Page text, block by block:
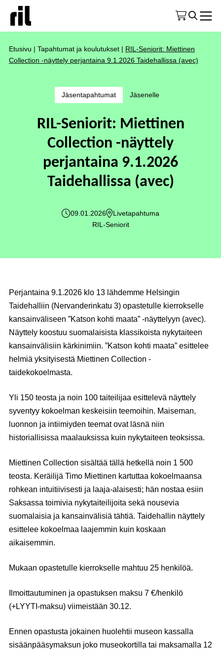
Etusivu | Tapahtumat ja koulutukset | RIL-Seniorit: Miettinen
Collection -näyttely perjantaina 9.1.2026 Taidehallissa (avec)
Jäsentapahtumat Jäsenelle
RIL-Seniorit: Miettinen
Collection -näyttely
perjantaina 9.1.2026
Taidehallissa (avec)
09.01.2026
Livetapahtuma
RIL-Seniorit
Perjantaina 9.1.2026 klo 13 lähdemme Helsingin
Taidehalliin (Nervanderinkatu 3) opastetulle kierrokselle
kansainväliseen ”Katson kohti maata” -näyttelyyn (avec).
Näyttely koostuu suomalaisista klassikoista nykytaiteen
kansainvälisiin kärkinimiin. ”Katson kohti maata” esittelee
helmiä yksityisestä Miettinen Collection -
taidekokoelmasta.
Yli 150 teosta ja noin 100 taiteilijaa esittelevä näyttely
syventyy kokoelman keskeisiin teemoihin. Maiseman,
luonnon ja intiimiyden teemat ovat läsnä niin
historiallisissa maalauksissa kuin nykytaiteen teoksissa.
Miettinen Collection sisältää tällä hetkellä noin 1 500
teosta. Keräilijä Timo Miettinen kartuttaa kokoelmaansa
rohkean intuitiivisesti ja laaja-alaisesti; hän nostaa esiin
Saksassa toimivia nykytaiteilijoita sekä nousevia
suomalaisia ja kansainvälisiä tähtiä. Taidehallin näyttely
esittelee kokoelmaa laajemmin kuin koskaan
aikaisemmin.
Mukaan opastetulle kierrokselle mahtuu 25 henkilöä.
Ilmoittautuminen ja opastuksen maksu 7 €/henkilö
(+LYYTI-maksu) viimeistään 30.12.
Ennen opastusta jokainen huolehtii museon kassalla
sisäänpääsymaksun joko museokortilla tai maksamalla 12